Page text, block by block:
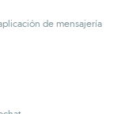
de mensajería